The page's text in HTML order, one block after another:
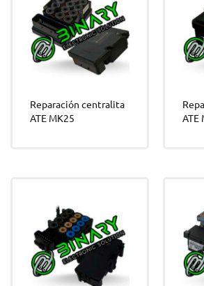
Reparación centralita
ATE MK25
ATE